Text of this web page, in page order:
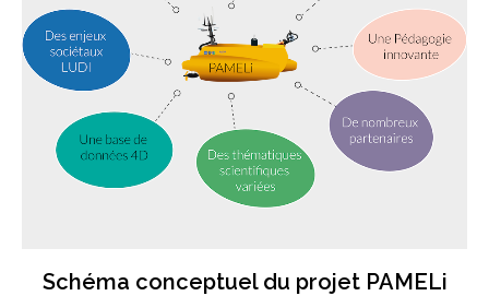
Schéma conceptuel du projet PAMELi